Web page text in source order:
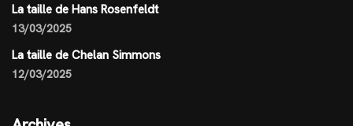
La taille de Hans Rosenfeldt
13/03/2025
La taille de Chelan Simmons
12/03/2025